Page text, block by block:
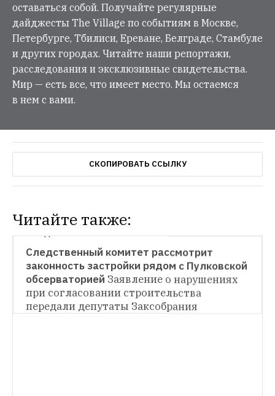
оставаться собой. Получайте регулярные
дайджесты The Village по событиям в Москве,
Петербурге, Тбилиси, Ереване, Белграде, Стамбуле
и других городах. Читайте наши репортажи,
расследования и эксклюзивные свидетельства.
Мир — есть все, что имеет место. Мы остаемся
в нем с вами.
СКОПИРОВАТЬ ССЫЛКУ
Читайте также:
ГОРОД
Уволить гендиректора РНБ и директора
Пулковской обсерваторииС этой
инициативой выступила депутат
ГОРОД
Следственный комитет рассмотрит
законность застройки рядом с Пулковской
обсерваторией Заявление о нарушениях
при согласовании строительства
передали депутаты Заксобрания